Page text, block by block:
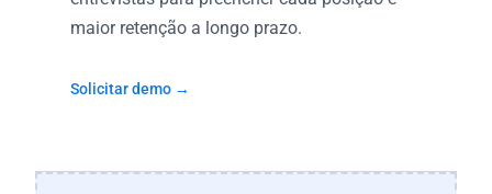
maior retenção a longo prazo.
Solicitar demo →